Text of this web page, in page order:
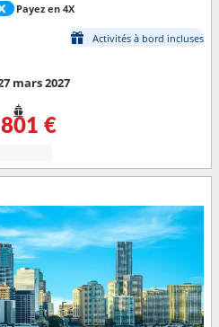
Payez en 4X
Activités à bord incluses
mars 2027
801 €